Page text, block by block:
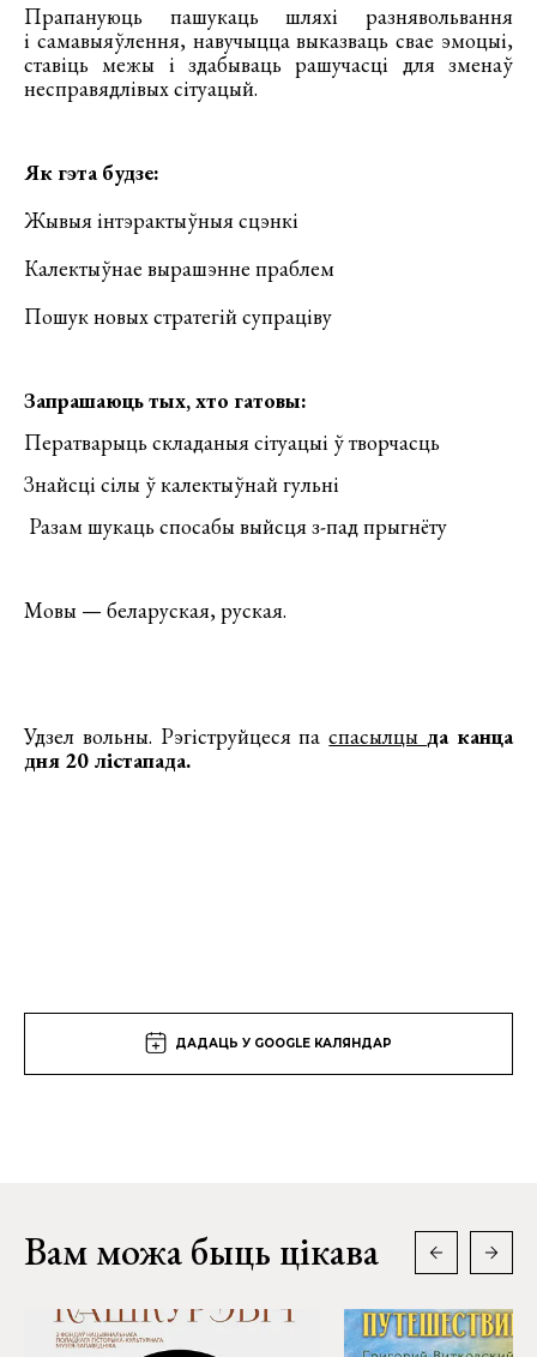
Прапануюць пашукаць шляхі разнявольвання
і самавыяўлення, навучыцца выказваць свае эмоцыі,
ставіць межы і здабываць рашучасці для зменаў
несправядлівых сітуацый.
Як гэта будзе:
Жывыя інтэрактыўныя сцэнкі
Калектыўнае вырашэнне праблем
Пошук новых стратегій супраціву
Запрашаюць тых, хто гатовы:
Ператварыць складаныя сітуацыі ў творчасць
Знайсці сілы ў калектыўнай гульні
Разам шукаць спосабы выйсця з-пад прыгнёту
Мовы — беларуская, руская.
Удзел вольны. Рэгіструйцеся паспасылцы да канца
дня 20 лістапада.
ДАДАЦЬ У GOOGLE КАЛЯНДАР
Вам можа быць цікава